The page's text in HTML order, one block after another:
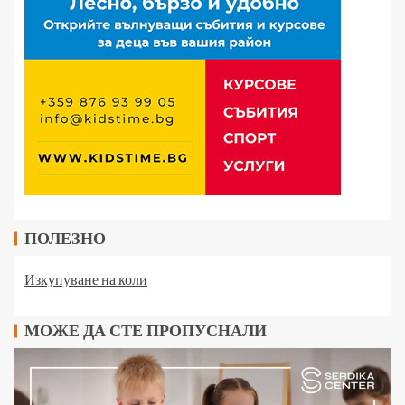
ПОЛЕЗНО
Изкупуване на коли
МОЖЕ ДА СТЕ ПРОПУСНАЛИ